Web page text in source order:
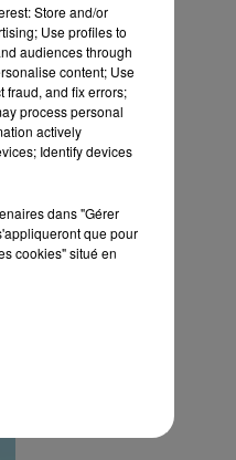
Store and/or
Use profiles to
audiences through
content; Use
fraud, and fix errors;
process personal
actively
Identify devices
dans "Gérer
que pour
cookies" situé en